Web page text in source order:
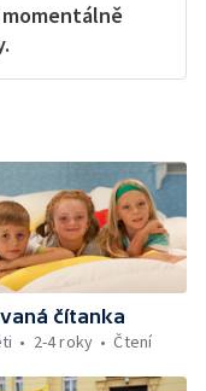
čítanka
2-4 roky Čtení